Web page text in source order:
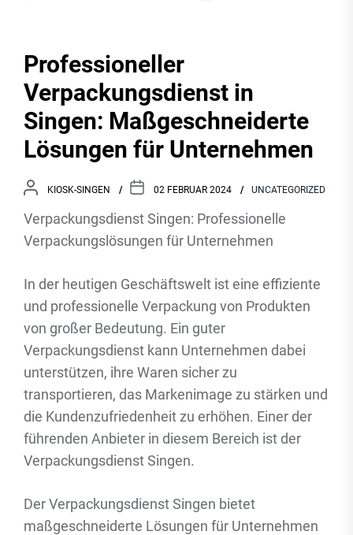
Professioneller
Verpackungsdienst in
Singen: Maßgeschneiderte
Lösungen für Unternehmen
KIOSK-SINGEN 02 FEBRUAR 2024 UNCATEGORIZED
Verpackungsdienst Singen: Professionelle
Verpackungslösungen für Unternehmen
In der heutigen Geschäftswelt ist eine effiziente
und professionelle Verpackung von Produkten
von großer Bedeutung. Ein guter
Verpackungsdienst kann Unternehmen dabei
unterstützen, ihre Waren sicher zu
transportieren, das Markenimage zu stärken und
die Kundenzufriedenheit zu erhöhen. Einer der
führenden Anbieter in diesem Bereich ist der
Verpackungsdienst Singen.
Der Verpackungsdienst Singen bietet
maßgeschneiderte Lösungen für Unternehmen